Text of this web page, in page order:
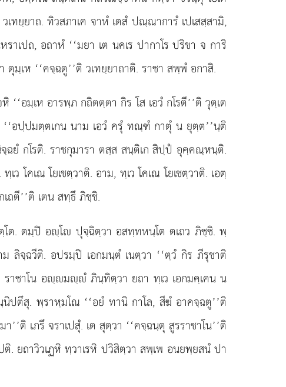
ทยฺยาถ. ทิวสภาเค จาหํ เตสํ ปณฺณาการํ เปเสสฺสามิ,
เปถ, อถาหํ ‘‘มยา เต นคเร ปากาโร ปริขา จ การิ
เห ‘‘คจฺฉตู’’ติ วเทยฺยาถาติ. ราชา สพฺพํ อกาสิ.
อมฺเห อารพฺภ กถิตตฺตา กิร โส เอวํ กโรตี’’ติ วุตฺเต
‘‘อปฺปมตฺตเกน นาม เอวํ ครุํ ทณฺฑํ กาตุํ น ยุตฺต’’นฺติ
ฉยํ กโรติ. ราชกุมารา ตสฺส สนฺติเก สิปฺปํ อุคฺคณฺหนฺติ.
ว โคเณ โยเชตฺวาติ. อาม, ทฺเว โคเณ โยเชตฺวาติ. เอตฺ
ถตี’’ติ เตน สทฺธึ ภิชฺชิ.
โต. ตมฺปิ อฺโ ปุจฺฉิตฺวา อสทฺทหนฺโต ตเถว ภิชฺชิ. พฺ
ลิจฺฉวีติ. อปรมฺปิ เอกมนฺตํ เนตฺวา ‘‘ตฺวํ กิร ภีรุชาติ
ราชาโน อฺมฺํ ภินฺทิตฺวา ยถา ทฺเว เอกมคฺเคน น
ปตึสุ. พฺราหฺมโณ ‘‘อยํ ทานิ กาโล, สีฆํ อาคจฺฉตู’’ติ
ติ เภรึ จราเปสุํ. เต สุตฺวา ‘‘คจฺฉนฺตุ สูรราชาโน’’ติ
. ยถาวิวเฏหิ ทฺวาเรหิ ปวิสิตฺวา สพฺเพ อนยพฺยสนํ ปา